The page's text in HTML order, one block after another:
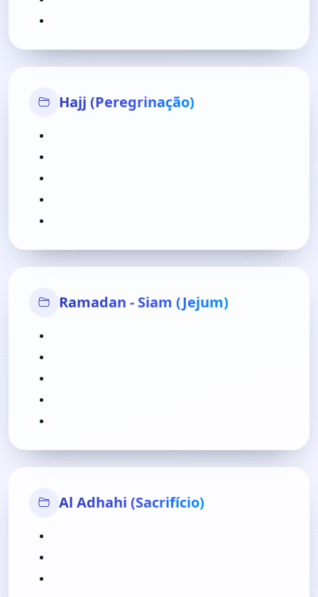
Hajj (Peregrinação)
Ramadan - Siam (Jejum)
Al Adhahi (Sacrifício)